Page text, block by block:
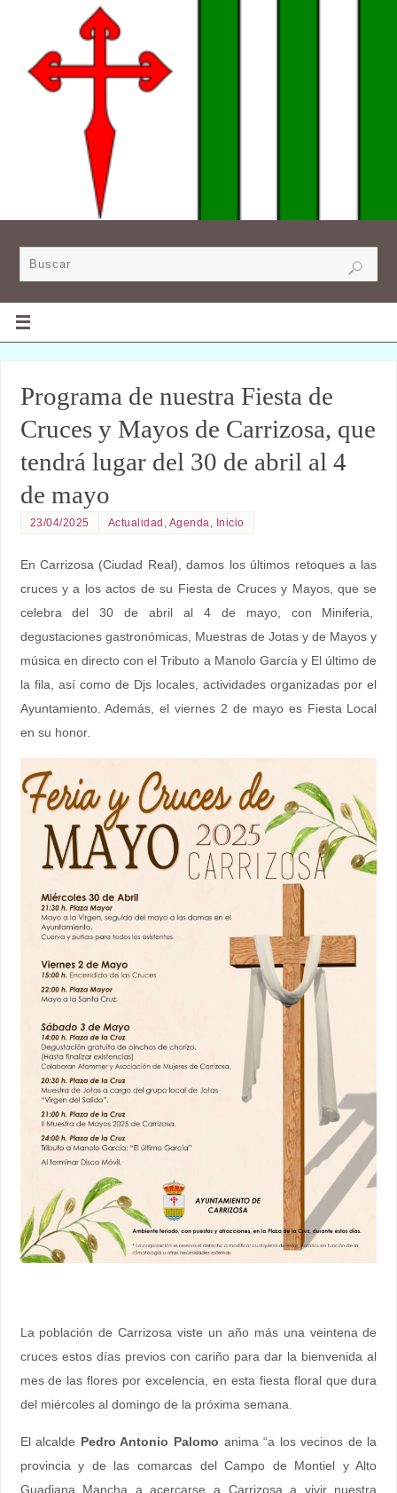
Programa de nuestra Fiesta de
Cruces y Mayos de Carrizosa, que
tendrá lugar del 30 de abril al 4
de mayo
23/04/2025 Actualidad , Agenda, Inicio
En Carrizosa (Ciudad Real), damos los últimos retoques a las
cruces y a los actos de su Fiesta de Cruces y Mayos, que se
celebra del 30 de abril al 4 de mayo, con Miniferia,
degustaciones gastronómicas, Muestras de Jotas y de Mayos y
música en directo con el Tributo a Manolo García y El último de
la fila, así como de Djs locales, actividades organizadas por el
Ayuntamiento. Además, el viernes 2 de mayo es Fiesta Local
en su honor.
La población de Carrizosa viste un año más una veintena de
cruces estos días previos con cariño para dar la bienvenida al
mes de las flores por excelencia, en esta fiesta floral que dura
del miércoles al domingo de la próxima semana.
El alcalde Pedro Antonio Palomo anima “a los vecinos de la
provincia y de las comarcas del Campo de Montiel y Alto
Guadiana Mancha a acercarse a Carrizosa a vivir nuestra